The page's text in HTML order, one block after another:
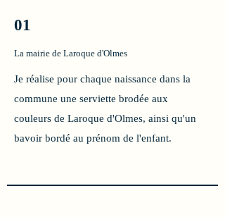
01
La mairie de Laroque d'Olmes
Je réalise pour chaque naissance dans la
commune une serviette brodée aux
couleurs de Laroque d'Olmes, ainsi qu'un
bavoir bordé au prénom de l'enfant.